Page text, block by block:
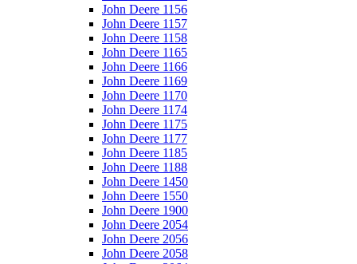
John Deere 1156
John Deere 1157
John Deere 1158
John Deere 1165
John Deere 1166
John Deere 1169
John Deere 1170
John Deere 1174
John Deere 1175
John Deere 1177
John Deere 1185
John Deere 1188
John Deere 1450
John Deere 1550
John Deere 1900
John Deere 2054
John Deere 2056
John Deere 2058